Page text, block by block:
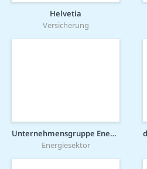
Helvetia
Versicherung
Unternehmensgruppe Energieversorgung Mittelrhein (evm-Gruppe)
Energiesektor